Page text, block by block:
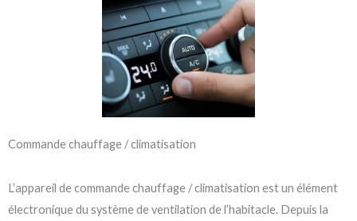
Commande chauffage / climatisation
L’appareil de commande chauffage / climatisation est un élément
électronique du système de ventilation de l’habitacle. Depuis la